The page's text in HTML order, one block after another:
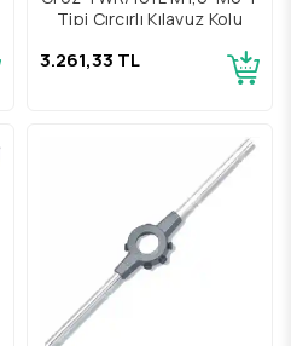
Tipi Cırcırlı Kılavuz Kolu
3.261,33 TL